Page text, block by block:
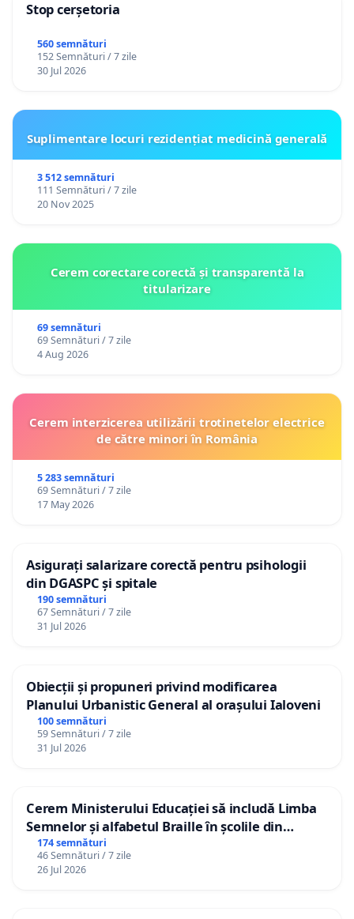
Stop cerșetoria
560 semnături
152 Semnături / 7 zile
30 Jul 2026
Suplimentare locuri rezidențiat medicină generală
3 512 semnături
111 Semnături / 7 zile
20 Nov 2025
Cerem corectare corectă și transparentă la
titularizare
69 semnături
69 Semnături / 7 zile
4 Aug 2026
Cerem interzicerea utilizării trotinetelor electrice
de către minori în România
5 283 semnături
69 Semnături / 7 zile
17 May 2026
Asigurați salarizare corectă pentru psihologii
din DGASPC și spitale
190 semnături
67 Semnături / 7 zile
31 Jul 2026
Obiecții și propuneri privind modificarea
Planului Urbanistic General al orașului Ialoveni
100 semnături
59 Semnături / 7 zile
31 Jul 2026
Cerem Ministerului Educației să includă Limba
Semnelor și alfabetul Braille în școlile din
Republica Moldova!
174 semnături
46 Semnături / 7 zile
26 Jul 2026